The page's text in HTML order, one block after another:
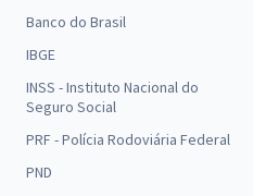
Banco do Brasil
IBGE
INSS - Instituto Nacional do
Seguro Social
PRF - Polícia Rodoviária Federal
PND